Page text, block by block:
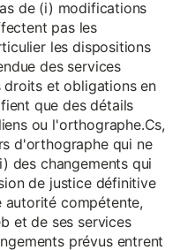
de (i) modifications
pas les
les dispositions
des services
droits et obligations en
que des détails
ou l'orthographe.Cs,
d'orthographe qui ne
des changements qui
de justice définitive
compétente,
et de ses services
prévus entrent